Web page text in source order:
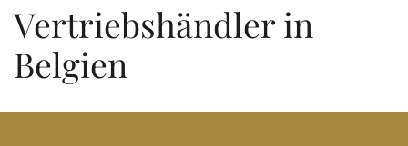
Vertriebshändler in
Belgien